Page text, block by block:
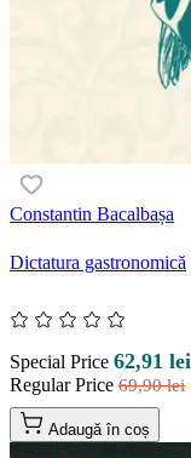
Constantin Bacalbașa
Dictatura gastronomică
Special Price 62,91 lei
Regular Price 69,90 lei
Adaugă în coș